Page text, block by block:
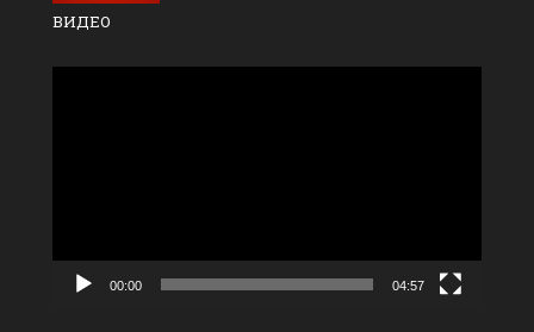
ВИДЕО
00:00 04:57